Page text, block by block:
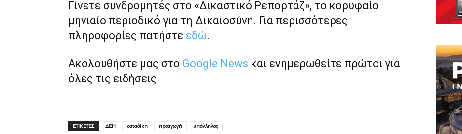
Γίνετε συνδρομητές στο «Δικαστικό Ρεπορτάζ», το κορυφαίο
μηνιαίο περιοδικό για τη Δικαιοσύνη. Για περισσότερες
πληροφορίες πατήστε εδώ.
Ακολουθήστε μας στο Google News και ενημερωθείτε πρώτοι για
όλες τις ειδήσεις
ΕΤΙΚΕΤΕΣ ΔΕΗ καταδίκη προαγωγή υπάλληλος